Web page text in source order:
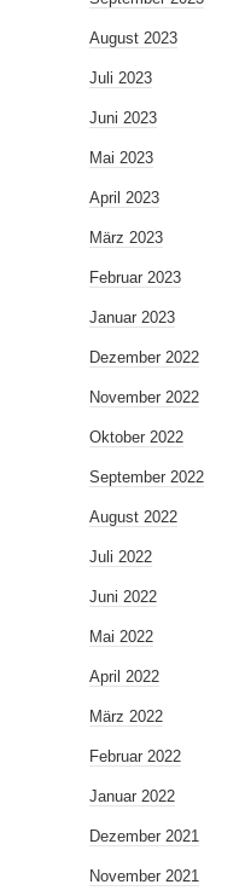
August 2023
Juli 2023
Juni 2023
Mai 2023
April 2023
März 2023
Februar 2023
Januar 2023
Dezember 2022
November 2022
Oktober 2022
September 2022
August 2022
Juli 2022
Juni 2022
Mai 2022
April 2022
März 2022
Februar 2022
Januar 2022
Dezember 2021
November 2021